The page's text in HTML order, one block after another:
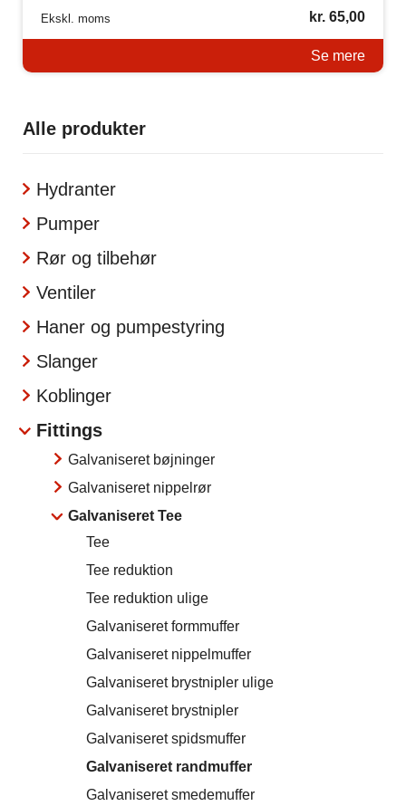
Ekskl. moms kr.65,00
Se mere
Alle produkter
Hydranter
Pumper
Rør og tilbehør
Ventiler
Haner og pumpestyring
Slanger
Koblinger
Fittings
Galvaniseret bøjninger
Galvaniseret nippelrør
Galvaniseret Tee
Tee
Tee reduktion
Tee reduktion ulige
Galvaniseret formmuffer
Galvaniseret nippelmuffer
Galvaniseret brystnipler ulige
Galvaniseret brystnipler
Galvaniseret spidsmuffer
Galvaniseret randmuffer
Galvaniseret smedemuffer